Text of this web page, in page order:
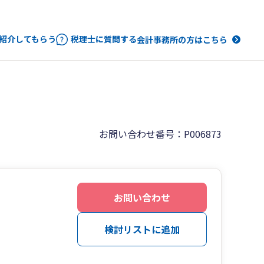
介してもらう 税理士に質問する会計事務所の方はこちら
お問い合わせ番号：P006873
お問い合わせ
検討リストに追加